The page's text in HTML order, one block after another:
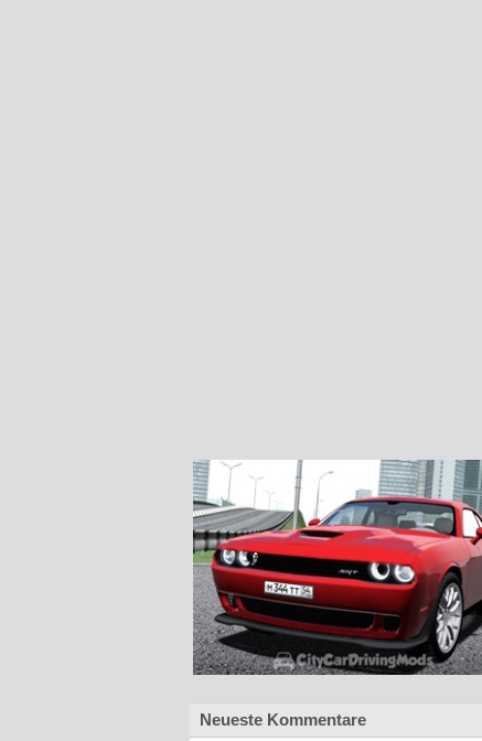
Neueste Kommentare